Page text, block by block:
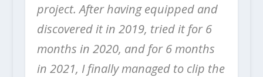
project. After having equipped and
discovered it in 2019, tried it for 6
months in 2020, and for 6 months
in 2021, I finally managed to clip the